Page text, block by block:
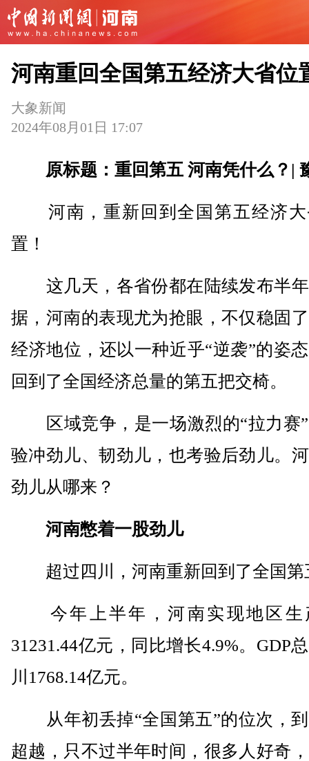
河南重回全国第五经济大省位
大象新闻
2024年08月01日 17:07
原标题：重回第五 河南凭什么？|
河南，重新回到全国第五经济大
置！
这几天，各省份都在陆续发布半
据，河南的表现尤为抢眼，不仅稳固
经济地位，还以一种近乎“逆袭”的姿
回到了全国经济总量的第五把交椅。
区域竞争，是一场激烈的“拉力赛
验冲劲儿、韧劲儿，也考验后劲儿。
劲儿从哪来？
河南憋着一股劲儿
超过四川，河南重新回到了全国第
今年上半年，河南实现地区生
31231.44亿元，同比增长4.9%。GDP
川1768.14亿元。
从年初丢掉“全国第五”的位次，
超越，只不过半年时间，很多人好奇